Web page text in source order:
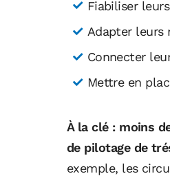
Fiabiliser
Adapter leurs
Connecter
Mettre en
À la clé : moins
de pilotage de
exemple, les